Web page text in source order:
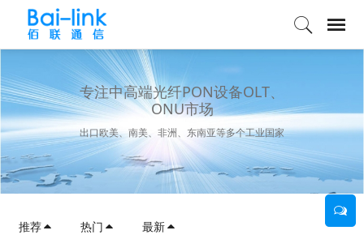
专注中高端光纤PON设备OLT、
ONU市场
出口欧美、南美、非洲、东南亚等多个工业国家
推荐 热门 最新